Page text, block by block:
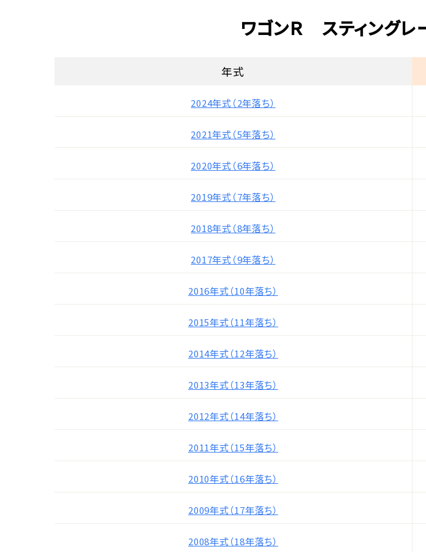
ワゴンＲ スティング
年式
2024年式（2年落ち）
2021年式（5年落ち）
2020年式（6年落ち）
2019年式（7年落ち）
2018年式（8年落ち）
2017年式（9年落ち）
2016年式（10年落ち）
2015年式（11年落ち）
2014年式（12年落ち）
2013年式（13年落ち）
2012年式（14年落ち）
2011年式（15年落ち）
2010年式（16年落ち）
2009年式（17年落ち）
2008年式（18年落ち）